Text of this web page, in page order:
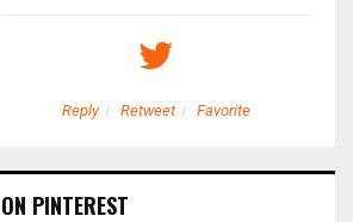
Reply Retweet Favorite
ON PINTEREST